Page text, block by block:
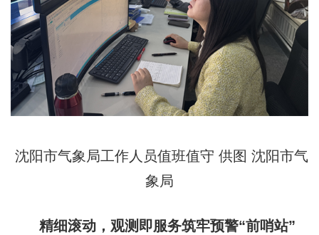
沈阳市气象局工作人员值班值守 供图 沈阳市气
象局
精细滚动，观测即服务筑牢预警“前哨站”